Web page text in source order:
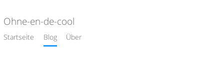
Ohne-en-de-cool
Startseite Blog Über